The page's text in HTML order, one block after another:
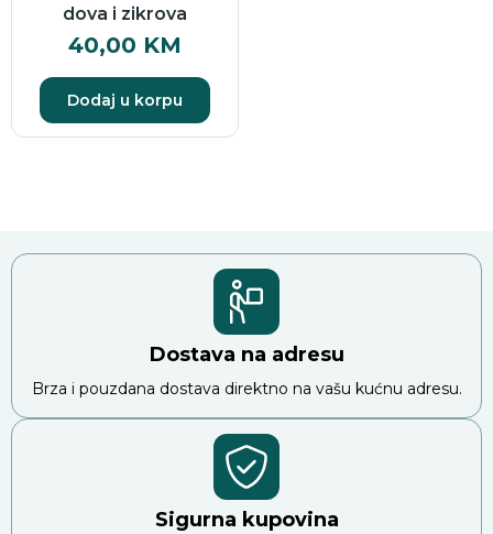
dova i zikrova
40,00 KM
Dodaj u korpu
Dostava na adresu
Brza i pouzdana dostava direktno na vašu kućnu adresu.
Sigurna kupovina